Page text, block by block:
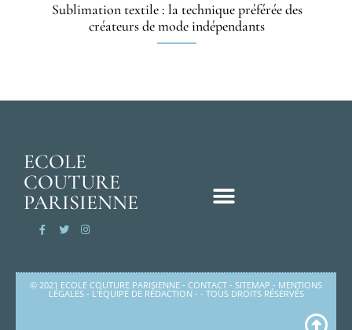
Sublimation textile : la technique préférée des
créateurs de mode indépendants
ECOLE
COUTURE
PARISIENNE
© 2021 ECOLE COUTURE PARISIENNE - CONTACT - SITEMAP - MENTIONS
LÉGALES- L'ÉQUIPE DE RÉDACTION- - TOUS DROITS RÉSERVÉS